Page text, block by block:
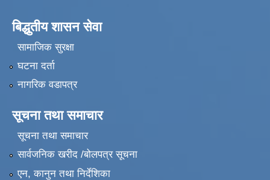
बिद्धुतीय शासन सेवा
सामाजिक सुरक्षा
घटना दर्ता
नागरिक वडापत्र
सूचना तथा समाचार
सूचना तथा समाचार
सार्वजनिक खरीद /बोलपत्र सूचना
एन, कानुन तथा निर्देशिका